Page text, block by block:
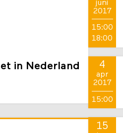
6
juni
2017
15:00
4
apr
2017